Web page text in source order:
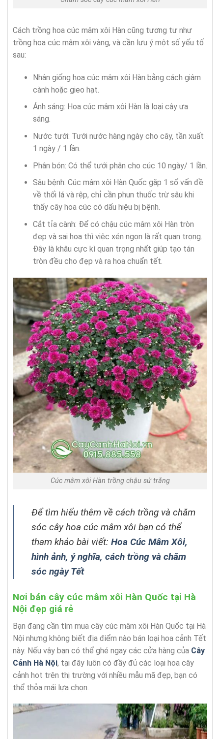
Cách trồng hoa cúc mâm xôi Hàn cũng tương tư như
trồng hoa cúc mâm xôi vàng, và cần lưu ý một số yếu tố
sau:
Nhân giống hoa cúc mâm xôi Hàn bằng cách giâm
cành hoặc gieo hạt.
Ánh sáng: Hoa cúc mâm xôi Hàn là loại cây ưa
sáng.
Nước tưới: Tưới nước hàng ngày cho cây, tần xuất
1 ngày / 1 lần.
Phân bón: Có thể tưới phân cho cúc 10 ngày/ 1 lần.
Sâu bệnh: Cúc mâm xôi Hàn Quốc gặp 1 số vấn đề
về thối lá và rệp, chỉ cần phun thuốc trừ sâu khi
thấy cây hoa cúc có dấu hiệu bị bệnh.
Cắt tỉa cành: Để có chậu cúc mâm xôi Hàn tròn
đẹp và sai hoa thì việc xén ngọn là rất quan trọng.
Đây là khâu cực kì quan trọng nhất giúp tạo tán
tròn đều cho đẹp và ra hoa chuẩn tết.
Cúc mâm xôi Hàn trồng chậu sứ trắng
Để tìm hiểu thêm về cách trồng và chăm
sóc cây hoa cúc mâm xôi bạn có thể
tham khảo bài viết: Hoa Cúc Mâm Xôi,
hình ảnh, ý nghĩa, cách trồng và chăm
sóc ngày Tết
Nơi bán cây cúc mâm xôi Hàn Quốc tại Hà
Nội đẹp giá rẻ
Bạn đang cần tìm mua cây cúc mâm xôi Hàn Quốc tại Hà
Nội nhưng không biết địa điểm nào bán loại hoa cảnh Tết
này. Nếu vậy bạn có thể ghé ngay các cửa hàng của Cây
Cảnh Hà Nội, tại đây luôn có đầy đủ các loại hoa cây
cảnh hot trên thị trường với nhiều mẫu mã đẹp, bạn có
thể thỏa mái lựa chọn.